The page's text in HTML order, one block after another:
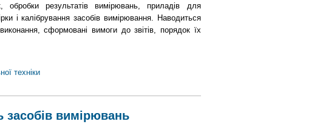
обробки результатів вимірювань, приладів для
і калібрування засобів вимірювання. Наводиться
сформовані вимоги до звітів, порядок їх
техніки
засобів вимірювань